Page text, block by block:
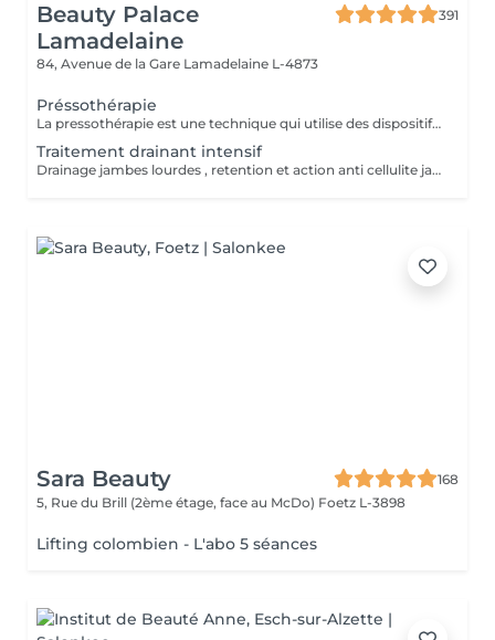
Beauty Palace
Lamadelaine
391
84, Avenue de la Gare Lamadelaine L-4873
Préssothérapie
La pressothérapie est une technique qui utilise des dispositifs gonflables pour exercer une pression séquentielle sur les jambes, les bras ou le corps. Ce traitement stimule la circulation sanguine et lymphatique, aide à réduire la rétention d'eau et les gonflements, tout en favorisant la détoxification, la relaxation et le bien-être général.
Traitement drainant intensif
Drainage jambes lourdes , retention et action anti cellulite jambes et abdomen
Sara Beauty
168
5, Rue du Brill (2ème étage, face au McDo) Foetz L-3898
Lifting colombien - L'abo 5 séances